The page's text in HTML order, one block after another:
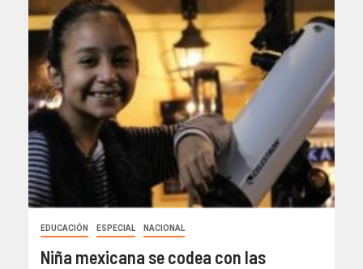
EDUCACIÓN ESPECIAL NACIONAL
Niña mexicana se codea con las